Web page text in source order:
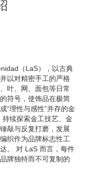
（LaS），以古典
以对精密手工的严格
叶、网、面包等日常
符号，使饰品在极简
“理性与感性”并存的金
续探索金工技艺、金
敲与反复打磨，发展
织作为品牌标志性工
。 对 LaS 而言，每件
牌独特而不可复制的